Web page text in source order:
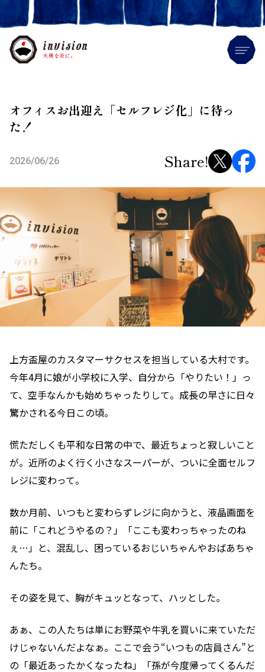
オフィスお出迎え「セルフレジ化」に待っ
た！
2026/06/26 Share!
上方盃屋のカスタマーサクセスを担当している大村です。
今年4月に娘が小学校に入学、自分から「やりたい！」っ
て、空手なんかも始めちゃったりして。成長の早さに日々
驚かされる今日この頃。
慌ただしくも平和な日常の中で、最近ちょっと寂しいこと
が。近所のよく行く小さなスーパーが、ついに全面セルフ
レジに変わって。
数か月前、いつもと変わらずレジに向かうと、液晶画面を
前に「これどうやるの？」「ここも変わっちゃったのね
ぇ…」と、混乱し、困っているおじいちゃんやおばあちゃ
んたち。
その姿を見て、胸がキュッとなって、ハッとした。
あぁ、この人たちは単にお野菜や牛乳を買いに来ていただ
けじゃないんだよなぁ。ここで会う“いつもの店員さん”と
の「最近あったかくなったね」「孫が今度帰ってくるんだ